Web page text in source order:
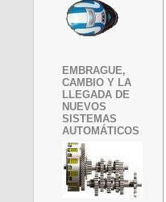
EMBRAGUE,
CAMBIO Y LA
LLEGADA DE
NUEVOS
SISTEMAS
AUTOMÁTICOS